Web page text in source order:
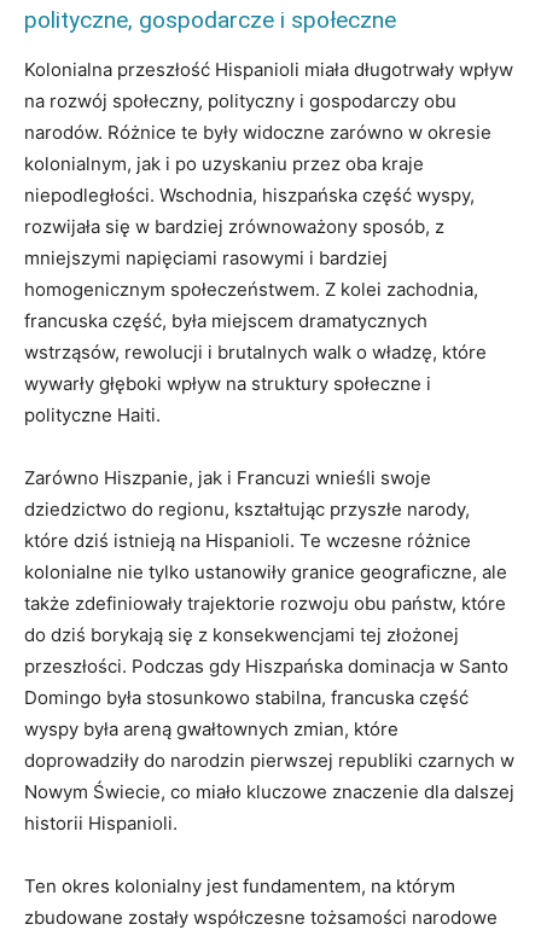
polityczne, gospodarcze i społeczne
Kolonialna przeszłość Hispanioli miała długotrwały wpływ
na rozwój społeczny, polityczny i gospodarczy obu
narodów. Różnice te były widoczne zarówno w okresie
kolonialnym, jak i po uzyskaniu przez oba kraje
niepodległości. Wschodnia, hiszpańska część wyspy,
rozwijała się w bardziej zrównoważony sposób, z
mniejszymi napięciami rasowymi i bardziej
homogenicznym społeczeństwem. Z kolei zachodnia,
francuska część, była miejscem dramatycznych
wstrząsów, rewolucji i brutalnych walk o władzę, które
wywarły głęboki wpływ na struktury społeczne i
polityczne Haiti.
Zarówno Hiszpanie, jak i Francuzi wnieśli swoje
dziedzictwo do regionu, kształtując przyszłe narody,
które dziś istnieją na Hispanioli. Te wczesne różnice
kolonialne nie tylko ustanowiły granice geograficzne, ale
także zdefiniowały trajektorie rozwoju obu państw, które
do dziś borykają się z konsekwencjami tej złożonej
przeszłości. Podczas gdy Hiszpańska dominacja w Santo
Domingo była stosunkowo stabilna, francuska część
wyspy była areną gwałtownych zmian, które
doprowadziły do narodzin pierwszej republiki czarnych w
Nowym Świecie, co miało kluczowe znaczenie dla dalszej
historii Hispanioli.
Ten okres kolonialny jest fundamentem, na którym
zbudowane zostały współczesne tożsamości narodowe